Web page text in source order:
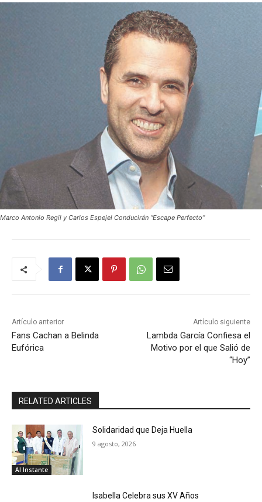
Marco Antonio Regil y Carlos Espejel Conducirán “Escape Perfecto”
Artículo anterior
Fans Cachan a Belinda
Eufórica
Artículo siguiente
Lambda García Confiesa el
Motivo por el que Salió de
“Hoy”
RELATED ARTICLES
Al Instante
Solidaridad que Deja Huella
9 agosto, 2026
Isabella Celebra sus XV Años